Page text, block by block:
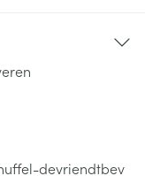
devriendtbev